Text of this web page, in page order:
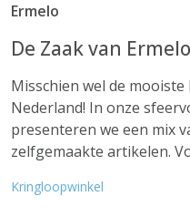
Ermelo
De Zaak van Ermelo
Misschien wel de
Nederland! In onze
presenteren we een mix
zelfgemaakte artikelen.
Kringloopwinkel